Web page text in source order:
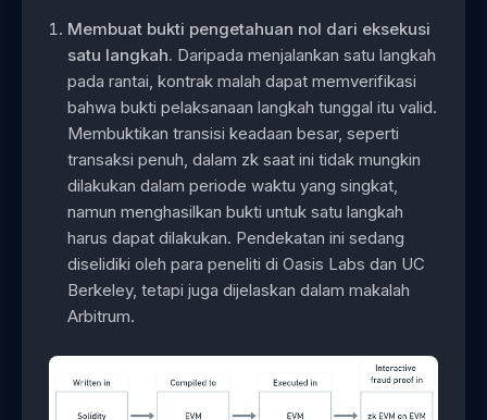
Membuat bukti pengetahuan nol dari eksekusi
satu langkah. Daripada menjalankan satu langkah
pada rantai, kontrak malah dapat memverifikasi
bahwa bukti pelaksanaan langkah tunggal itu valid.
Membuktikan transisi keadaan besar, seperti
transaksi penuh, dalam zk saat ini tidak mungkin
dilakukan dalam periode waktu yang singkat,
namun menghasilkan bukti untuk satu langkah
harus dapat dilakukan. Pendekatan ini sedang
diselidiki oleh para peneliti di Oasis Labs dan UC
Berkeley, tetapi juga dijelaskan dalam makalah
Arbitrum.